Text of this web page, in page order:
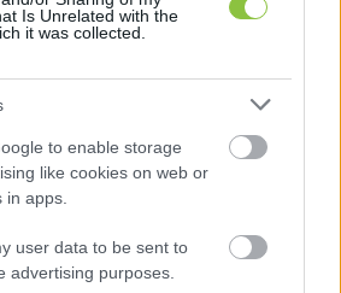
Is Unrelated with the
it was collected.
to enable storage
like cookies on web or
apps.
user data to be sent to
advertising purposes.
be. Az elmúlt
az ország több olyan
túzokkal találkozni, amely
előfordulási területe a fajnak.
térségében
példányokat, Szarvas
egy nagyobb csapatot
regisztráltak. A